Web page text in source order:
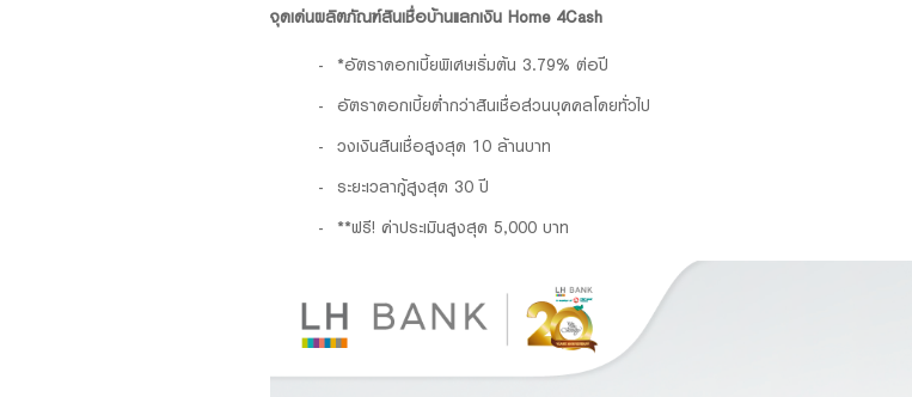
จุดเด่นผลิตภัณฑ์สินเชื่อบ้านแลกเงิน Home 4Cash
*อัตราดอกเบี้ยพิเศษเริ่มต้น 3.79% ต่อปี
​อัตราดอกเบี้ยต่ำกว่าสินเชื่อส่วนบุคคลโดยทั่วไป
วงเงินสินเชื่อสูงสุด 10 ล้านบาท
ระยะเวลากู้สูงสุด 30 ปี
**ฟรี! ค่าประเมินสูงสุด 5,000 บาท